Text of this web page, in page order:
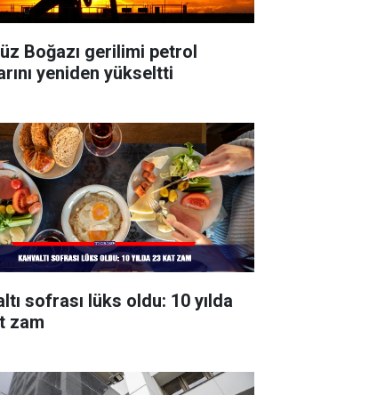
Boğazı gerilimi petrol
yeniden yükseltti
sofrası lüks oldu: 10 yılda
zam